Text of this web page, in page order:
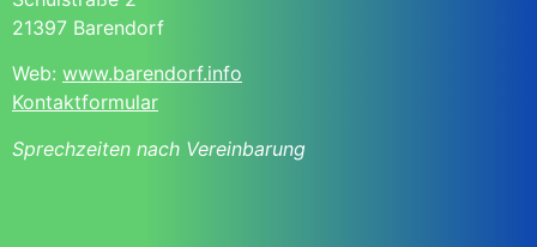
21397 Barendorf
Web: www.barendorf.info
Kontaktformular
Sprechzeiten nach Vereinbarung